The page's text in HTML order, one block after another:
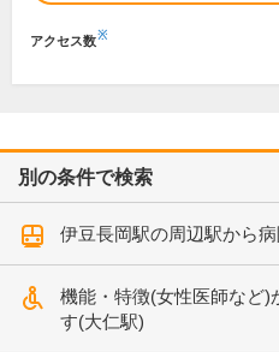
アクセス数※
別の条件で検索
伊豆長岡駅の周辺駅から
機能・特徴(女性医師など)
す(大仁駅)